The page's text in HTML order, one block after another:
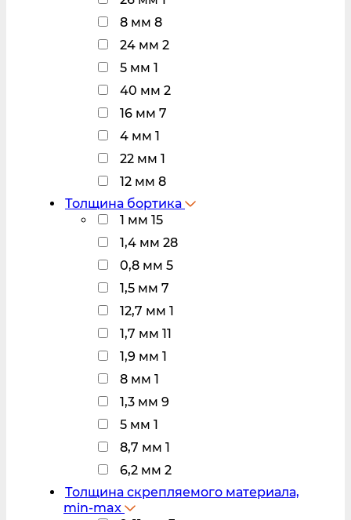
8 мм 8
24 мм 2
5 мм 1
40 мм 2
16 мм 7
4 мм 1
22 мм 1
12 мм 8
Толщина бортика
1 мм 15
1,4 мм 28
0,8 мм 5
1,5 мм 7
12,7 мм 1
1,7 мм 11
1,9 мм 1
8 мм 1
1,3 мм 9
5 мм 1
8,7 мм 1
6,2 мм 2
Толщина скрепляемого материала,
min-max